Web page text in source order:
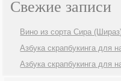
Свежие записи
Вино из сорта Сира
Азбука скрапбукинга для
Азбука скрапбукинга для